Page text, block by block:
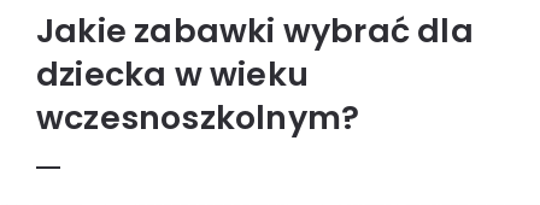
Jakie zabawki wybrać dla
dziecka w wieku
wczesnoszkolnym?